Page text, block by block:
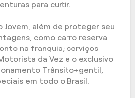
para curtir.
Jovem, além de proteger seu
como carro reserva
na franquia; serviços
da Vez e o exclusivo
Trânsito+gentil,
em todo o Brasil.